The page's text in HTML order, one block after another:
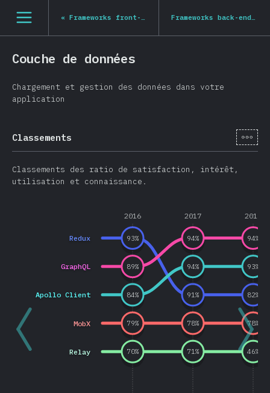
[fr-FR] general.open_nav
« Frameworks front-end Frameworks back-end
»
Couche de données
Chargement et gestion des données dans votre
application
Classements [fr-
Classements des ratio de satisfaction, intérêt,
utilisation et connaissance.
2016 2017 2018
Redux
Apollo Client
GraphQL
MobX
Relay
93%
91% 82%
84%
94% 93%
89%
94% 94%
79% 78% 78%
70% 71% 46%